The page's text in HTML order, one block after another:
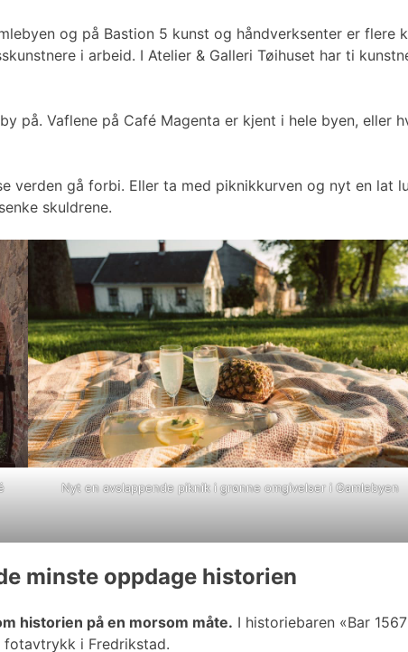
og på Bastion 5 kunst og håndverksenter er flere
i arbeid. I Atelier & Galleri Tøihuset har ti
på. Vaflene på Café Magenta er kjent i hele byen, eller
verden gå forbi. Eller ta med piknikkurven og nyt en lat
skuldrene.
Nyt en avslappende piknik i grønne omgivelser i Gamlebyen
minste oppdage historien
historien på en morsom måte. I historiebaren «Bar
i Fredrikstad.